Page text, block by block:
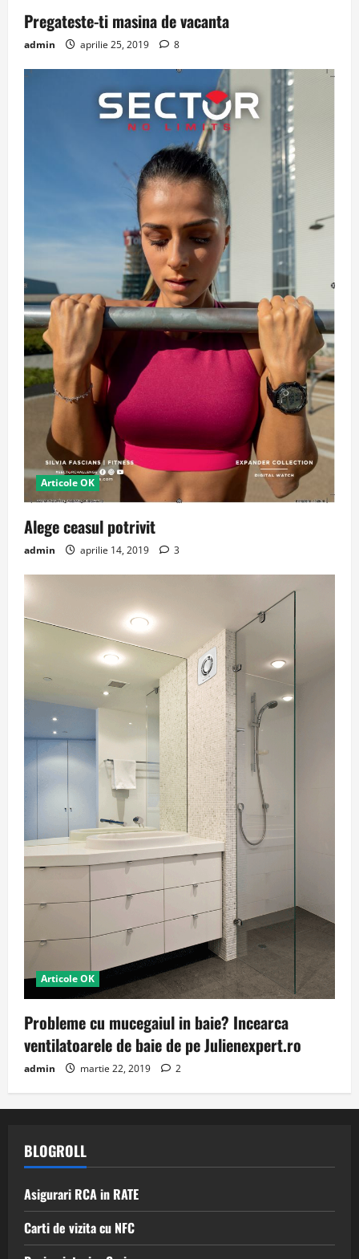
Pregateste-ti masina de vacanta
admin aprilie 25, 2019 8
Articole OK
Alege ceasul potrivit
admin aprilie 14, 2019 3
Articole OK
Probleme cu mucegaiul in baie? Incearca
ventilatoarele de baie de pe Julienexpert.ro
admin martie 22, 2019 2
BLOGROLL
Asigurari RCA in RATE
Carti de vizita cu NFC